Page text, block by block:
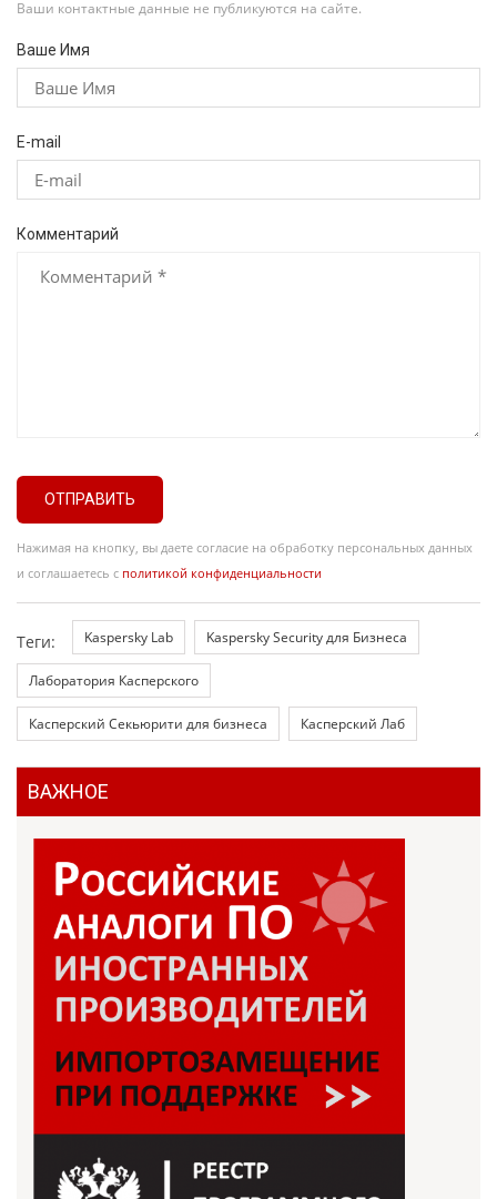
Ваши контактные данные не публикуются на сайте.
Ваше Имя
E-mail
Комментарий
ОТПРАВИТЬ
Нажимая на кнопку, вы даете согласие на обработку персональных данных
и соглашаетесь с политикой конфиденциальности
Теги: Kaspersky Lab Kaspersky Security для Бизнеса
Лаборатория Касперского
Касперский Секьюрити для бизнеса Касперский Лаб
ВАЖНОЕ